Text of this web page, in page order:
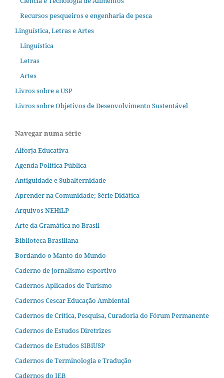
Recursos pesqueiros e engenharia de pesca
Linguística, Letras e Artes
Linguística
Letras
Artes
Livros sobre a USP
Livros sobre Objetivos de Desenvolvimento Sustentável
Navegar numa série
Alforja Educativa
Agenda Política Pública
Antiguidade e Subalternidade
Aprender na Comunidade; Série Didática
Arquivos NEHiLP
Arte da Gramática no Brasil
Biblioteca Brasiliana
Bordando o Manto do Mundo
Caderno de jornalismo esportivo
Cadernos Aplicados de Turismo
Cadernos Cescar Educação Ambiental
Cadernos de Crítica, Pesquisa, Curadoria do Fórum Permanente
Cadernos de Estudos Diretrizes
Cadernos de Estudos SIBiUSP
Cadernos de Terminologia e Tradução
Cadernos do IEB